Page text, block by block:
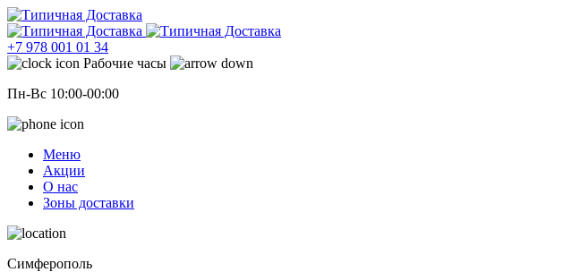
+7 978 001 01 34
Рабочие часы
Пн-Вс 10:00-00:00
Меню
Акции
О нас
Зоны доставки
Симферополь